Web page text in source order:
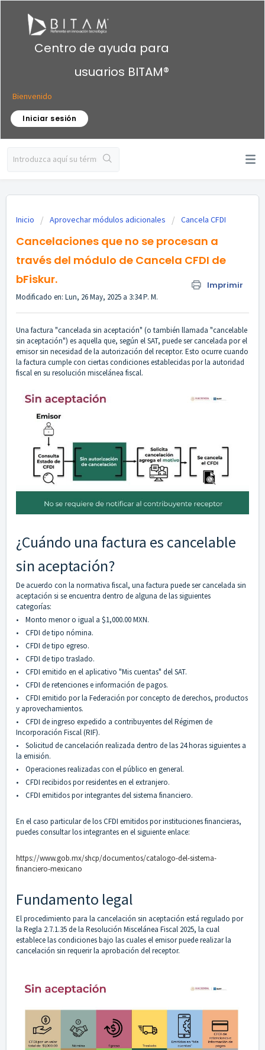
Centro de ayuda para
usuarios BITAM®
Bienvenido
Iniciar sesión
Inicio Aprovechar módulos adicionales Cancela CFDI
Cancelaciones que no se procesan a
través del módulo de Cancela CFDI de
bFiskur.
Imprimir
Modificado en: Lun, 26 May, 2025 a 3:34 P. M.
Una factura "cancelada sin aceptación" (o también llamada "cancelable
sin aceptación") es aquella que, según el SAT, puede ser cancelada por el
emisor sin necesidad de la autorización del receptor. Esto ocurre cuando
la factura cumple con ciertas condiciones establecidas por la autoridad
fiscal en su resolución miscelánea fiscal.
¿Cuándo una factura es cancelable
sin aceptación?
De acuerdo con la normativa fiscal, una factura puede ser cancelada sin
aceptación si se encuentra dentro de alguna de las siguientes
categorías:
•
Monto menor o igual a $1,000.00 MXN.
•
CFDI de tipo nómina.
•
CFDI de tipo egreso.
•
CFDI de tipo traslado.
•
CFDI emitido en el aplicativo "Mis cuentas" del SAT.
•
CFDI de retenciones e información de pagos.
•
CFDI emitido por la Federación por concepto de derechos, productos
y aprovechamientos.
•
CFDI de ingreso expedido a contribuyentes del Régimen de
Incorporación Fiscal (RIF).
•
Solicitud de cancelación realizada dentro de las 24 horas siguientes a
la emisión.
•
Operaciones realizadas con el público en general.
•
CFDI recibidos por residentes en el extranjero.
•
CFDI emitidos por integrantes del sistema financiero.
En el caso particular de los CFDI emitidos por instituciones financieras,
puedes consultar los integrantes en el siguiente enlace:
https://www.gob.mx/shcp/documentos/catalogo-del-sistema-
financiero-mexicano
Fundamento legal
El procedimiento para la cancelación sin aceptación está regulado por
la Regla 2.7.1.35 de la Resolución Miscelánea Fiscal 2025, la cual
establece las condiciones bajo las cuales el emisor puede realizar la
cancelación sin requerir la aprobación del receptor.